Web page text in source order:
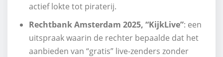
actief lokte tot piraterij.
Rechtbank Amsterdam 2025, “KijkLive”: een
uitspraak waarin de rechter bepaalde dat het
aanbieden van “gratis” live‑zenders zonder